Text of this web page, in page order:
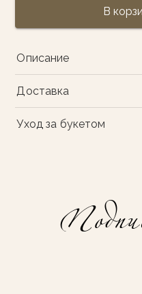
В
Описание
Доставка
Уход за букетом